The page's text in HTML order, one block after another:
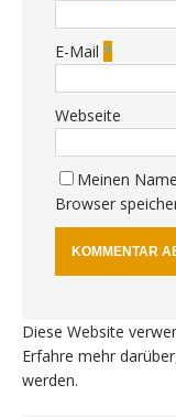
E-Mail *
Webseite
Meinen
Browser
Diese Website
Erfahre mehr
werden.